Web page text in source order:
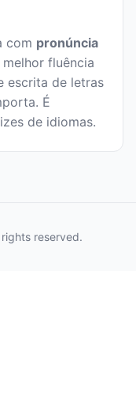
com pronúncia
fluência
escrita de letras
É
de idiomas.
reserved.